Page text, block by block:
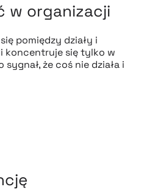
w organizacji
pomiędzy działy i
koncentruje się tylko w
że coś nie działa i